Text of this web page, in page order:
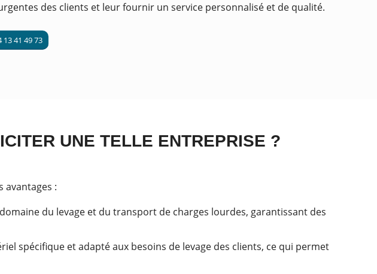
des clients et leur fournir un service personnalisé et de qualité.
13 41 49 73
UNE TELLE ENTREPRISE ?
avantages :
du levage et du transport de charges lourdes, garantissant des
spécifique et adapté aux besoins de levage des clients, ce qui permet